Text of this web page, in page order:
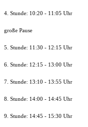
4. Stunde: 10:20 - 11:05 Uhr
große Pause
5. Stunde: 11:30 - 12:15 Uhr
6. Stunde: 12:15 - 13:00 Uhr
7. Stunde: 13:10 - 13:55 Uhr
8. Stunde: 14:00 - 14:45 Uhr
9. Stunde: 14:45 - 15:30 Uhr